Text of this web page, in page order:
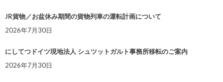
JR貨物／お盆休み期間の貨物列車の運転計画について
2026年7月30日
にしてつドイツ現地法人 シュツットガルト事務所移転のご案内
2026年7月30日